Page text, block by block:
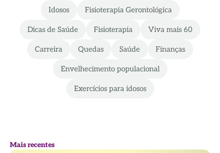
Idosos Fisioterapia Gerontológica
Dicas de Saúde Fisioterapia Viva mais 60
Carreira Quedas Saúde Finanças
Envelhecimento populacional
Exercícios para idosos
Mais recentes